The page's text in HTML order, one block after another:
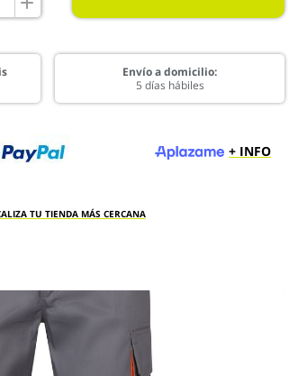
Envío a domicilio:
5 días hábiles
+ INFO
TU TIENDA MÁS CERCANA